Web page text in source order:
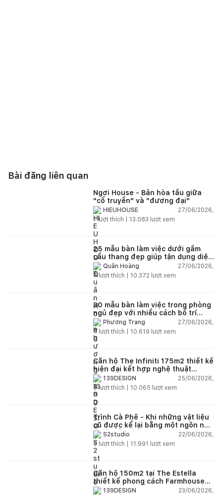
Bài đăng liên quan
Ngơi House - Bản hòa tấu giữa
"cổ truyền" và "đương đại"
HIEUHOUSE
27/06/2026,
1lượt thích | 13.083 lượt xem
25 mẫu bàn làm việc dưới gầm
cầu thang đẹp giúp tận dụng diện
tích tưởng chừng bị bỏ quên
Quân Hoàng
27/06/2026,
4lượt thích | 10.372 lượt xem
30 mẫu bàn làm việc trong phòng
ngủ đẹp với nhiều cách bố trí
thông minh cho mọi diện tích
Phương Trang
27/06/2026,
4 lượt thích | 10.619 lượt xem
Căn hộ The Infiniti 175m2 thiết kế
hiện đại kết hợp nghệ thuật
Modern Art đầy cảm xúc
139DESIGN
25/06/2026,
6lượt thích | 10.065 lượt xem
Trình Cà Phê - Khi những vật liệu
cũ được kể lại bằng một ngôn ngữ
thiết kế mới
S2studio
22/06/2026,
5 lượt thích | 11.991 lượt xem
Căn hộ 150m2 tại The Estella
thiết kế phong cách Farmhouse
thanh lịch và ấm áp
139DESIGN
23/06/2026,